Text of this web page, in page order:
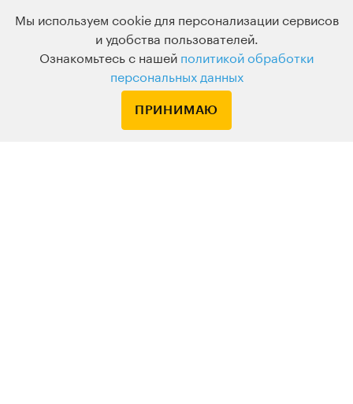
Узнавайте о новых курсах и лекциях первым
Мы используем cookie для персонализации сервисов
и удобства пользователей.
Ознакомьтесь с нашей политикой обработки
персональных данных
ПРИНИМАЮ